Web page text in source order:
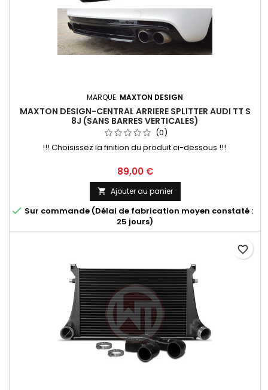
MARQUE: MAXTON DESIGN
MAXTON DESIGN-CENTRAL ARRIERE SPLITTER AUDI TT S
8J (SANS BARRES VERTICALES)
(0)
!!! Choisissez la finition du produit ci-dessous !!!
Prix
89,00 €
 Ajouter au panier
 Sur commande (Délai de fabrication moyen constaté :
25 jours)
favorite_border